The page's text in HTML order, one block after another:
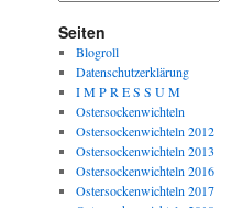
Seiten
Blogroll
Datenschutzerklärung
I M P R E S S U M
Ostersockenwichteln
Ostersockenwichteln 2012
Ostersockenwichteln 2013
Ostersockenwichteln 2016
Ostersockenwichteln 2017